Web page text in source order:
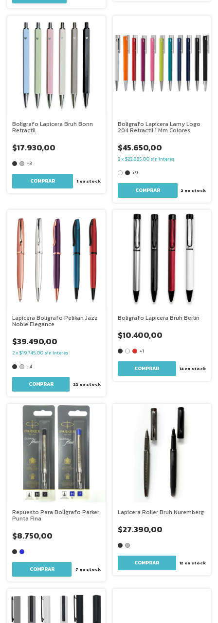
Boligrafo Lapicera Bruh Bonn
Retractil
$17.930,00
+3
COMPRAR 1en stock
Boligrafo Lapicera Lamy Logo
204 Retractil 1 Mm Colores
$45.650,00
2x $22.825,00 sin interés
+9
COMPRAR 2 en stock
Lapicera Boligrafo Pelikan Jazz
Noble Elegance
$39.490,00
2x $19.745,00 sin interés
+4
COMPRAR 22 en stock
Boligrafo Lapicera Bruh Berlin
$10.400,00
+1
COMPRAR 14en stock
Repuesto Para BolÌgrafo Parker
Punta Fina
$8.750,00
COMPRAR 7 en stock
Lapicera Roller Bruh Nuremberg
$27.390,00
COMPRAR 12 en stock